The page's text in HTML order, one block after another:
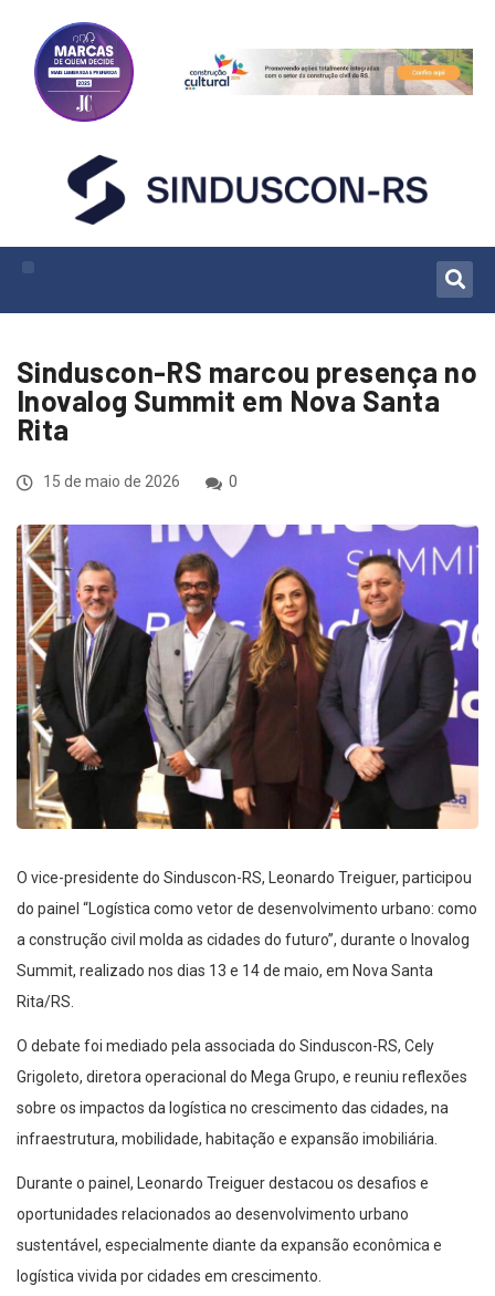
Sinduscon-RS marcou presença no
Inovalog Summit em Nova Santa
Rita
15 de maio de 2026 0
O vice-presidente do Sinduscon-RS, Leonardo Treiguer, participou
do painel “Logística como vetor de desenvolvimento urbano: como
a construção civil molda as cidades do futuro”, durante o Inovalog
Summit, realizado nos dias 13 e 14 de maio, em Nova Santa
Rita/RS.
O debate foi mediado pela associada do Sinduscon-RS, Cely
Grigoleto, diretora operacional do Mega Grupo, e reuniu reflexões
sobre os impactos da logística no crescimento das cidades, na
infraestrutura, mobilidade, habitação e expansão imobiliária.
Durante o painel, Leonardo Treiguer destacou os desafios e
oportunidades relacionados ao desenvolvimento urbano
sustentável, especialmente diante da expansão econômica e
logística vivida por cidades em crescimento.